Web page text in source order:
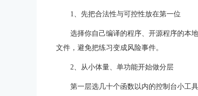
1、先把合法性与可控性放在第一位
选择你自己编译的程序、开源程序的本
文件，避免把练习变成风险事件。
2、从小体量、单功能开始做分层
第一层选几十个函数以内的控制台小工